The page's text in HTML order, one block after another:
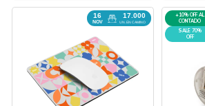
16
NOV
17.000
UN. EN CAMINO
+10% OFF AL
CONTADO
SALE 70%
OFF